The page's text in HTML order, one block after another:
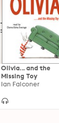
Olivia... and the
Missing Toy
Ian Falconer